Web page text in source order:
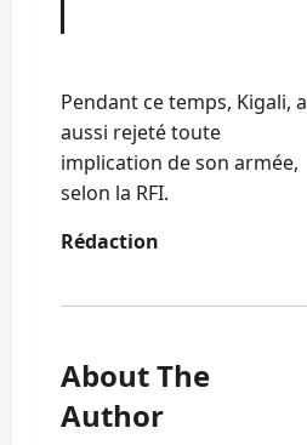
Pendant ce temps, Kigali, a
aussi rejeté toute
implication de son armée,
selon la RFI.
Rédaction
About The
Author